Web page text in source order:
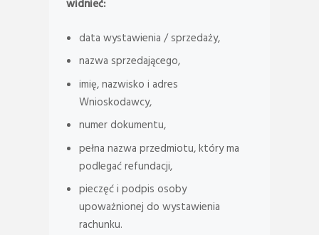
widnieć:
data wystawienia / sprzedaży,
nazwa sprzedającego,
imię, nazwisko i adres
Wnioskodawcy,
numer dokumentu,
pełna nazwa przedmiotu, który ma
podlegać refundacji,
pieczęć i podpis osoby
upoważnionej do wystawienia
rachunku.